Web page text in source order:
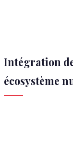
Intégration
écosystème